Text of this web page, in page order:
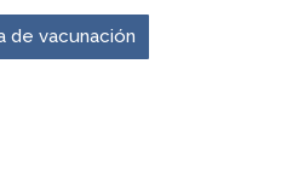
de vacunación